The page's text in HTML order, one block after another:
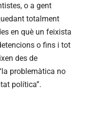
o a gent
totalment
en què un feixista
o fins i tot
des de
problemàtica no
política”.